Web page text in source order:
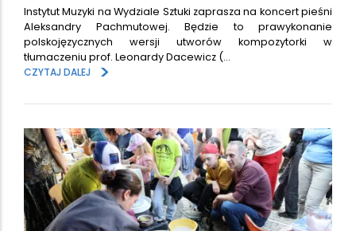
Instytut Muzyki na Wydziale Sztuki zaprasza na koncert pieśni
Aleksandry Pachmutowej. Będzie to prawykonanie
polskojęzycznych wersji utworów kompozytorki w
tłumaczeniu prof. Leonardy Dacewicz (…
CZYTAJ DALEJ
>